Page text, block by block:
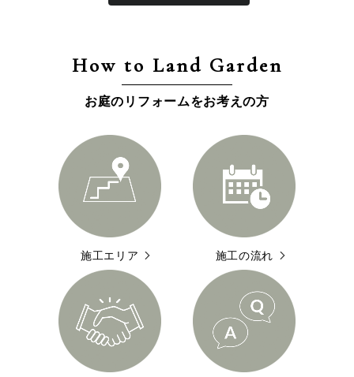
How to Land Garden
お庭のリフォームをお考えの方
施工エリア 施工の流れ